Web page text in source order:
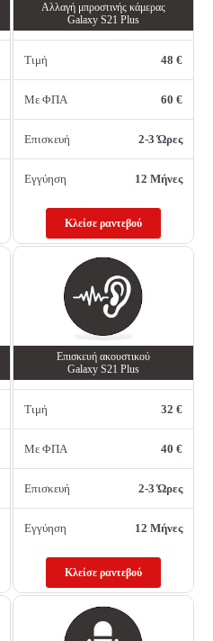
Αλλαγή μπροστινής κάμερας
Galaxy S21 Plus
Τιμή 48 €
Με ΦΠΑ 60 €
Επισκευή 2-3 Ώρες
Εγγύηση 12 Μήνες
Κλείσε ραντεβού
Επισκευή ακουστικού
Galaxy S21 Plus
Τιμή 32 €
Με ΦΠΑ 40 €
Επισκευή 2-3 Ώρες
Εγγύηση 12 Μήνες
Κλείσε ραντεβού